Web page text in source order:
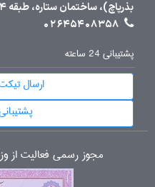
بذرپاچ)، ساختمان ستاره، طبقه 4، پلاک 6
02645408358
پشتیبانی 24 ساعته
ارسال
مجوز رسمی فعالیت از